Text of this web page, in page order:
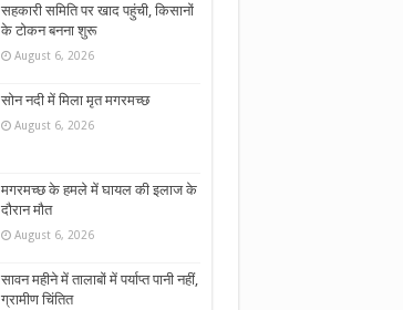
सहकारी समिति पर खाद पहुंची, किसानों
के टोकन बनना शुरू
August 6, 2026
सोन नदी में मिला मृत मगरमच्छ
August 6, 2026
मगरमच्छ के हमले में घायल की इलाज के
दौरान मौत
August 6, 2026
सावन महीने में तालाबों में पर्याप्त पानी नहीं,
ग्रामीण चिंतित